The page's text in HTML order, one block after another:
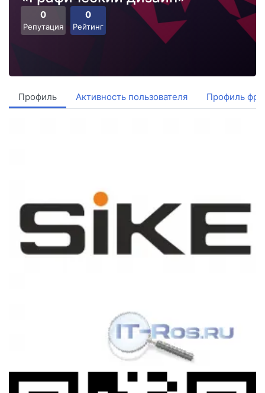
0
Репутация
0
Рейтинг
Профиль Активность пользователя Профиль